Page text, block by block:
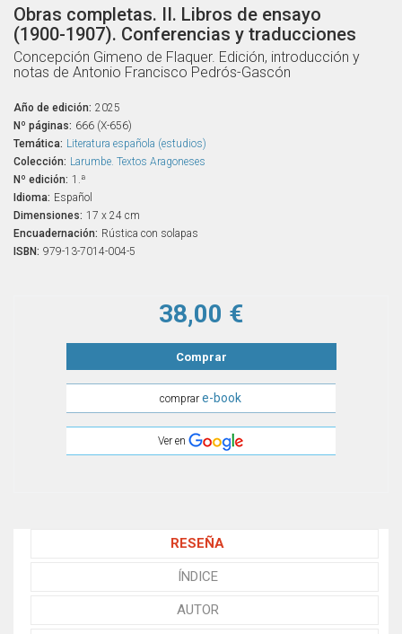
Obras completas. II. Libros de ensayo
(1900-1907). Conferencias y traducciones
Concepción Gimeno de Flaquer. Edición, introducción y
notas de Antonio Francisco Pedrós-Gascón
Año de edición: 2025
Nº páginas: 666 (X-656)
Temática: Literatura española (estudios)
Colección: Larumbe. Textos Aragoneses
Nº edición: 1.ª
Idioma: Español
Dimensiones: 17 x 24 cm
Encuadernación: Rústica con solapas
ISBN: 979-13-7014-004-5
38,00 €
Comprar
comprare-book
Ver en
RESEÑA
ÍNDICE
AUTOR